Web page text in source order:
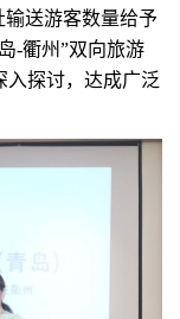
送游客数量给予
-衢州”双向旅游
入探讨，达成广泛